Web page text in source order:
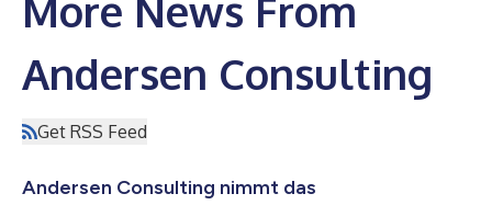
More News From
Andersen Consulting
Get RSS Feed
Andersen Consulting nimmt das